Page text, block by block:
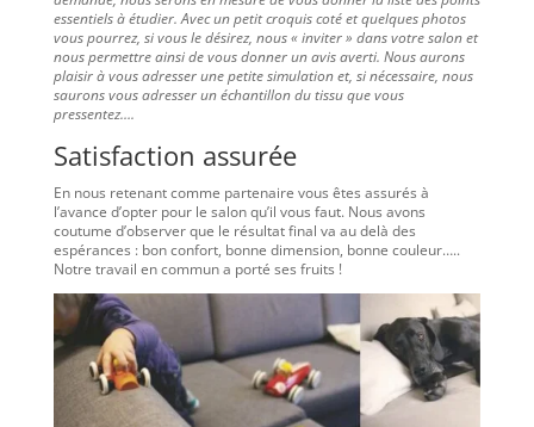
essentiels à étudier. Avec un petit croquis coté et quelques photos
vous pourrez, si vous le désirez, nous « inviter » dans votre salon et
nous permettre ainsi de vous donner un avis averti. Nous aurons
plaisir à vous adresser une petite simulation et, si nécessaire, nous
saurons vous adresser un échantillon du tissu que vous
pressentez….
Satisfaction assurée
En nous retenant comme partenaire vous êtes assurés à
l’avance d’opter pour le salon qu’il vous faut. Nous avons
coutume d’observer que le résultat final va au delà des
espérances : bon confort, bonne dimension, bonne couleur…..
Notre travail en commun a porté ses fruits !